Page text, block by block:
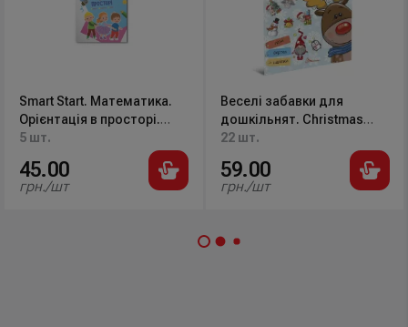
Smart Start. Математика.
Орієнтація в просторі.
Увага, пам'ять, уява. 18 с.
5 шт.
45.00
грн./шт
Веселі забавки для
дошкільнят. Christmas
sticker book. Колядки.
22 шт.
59.00
грн./шт